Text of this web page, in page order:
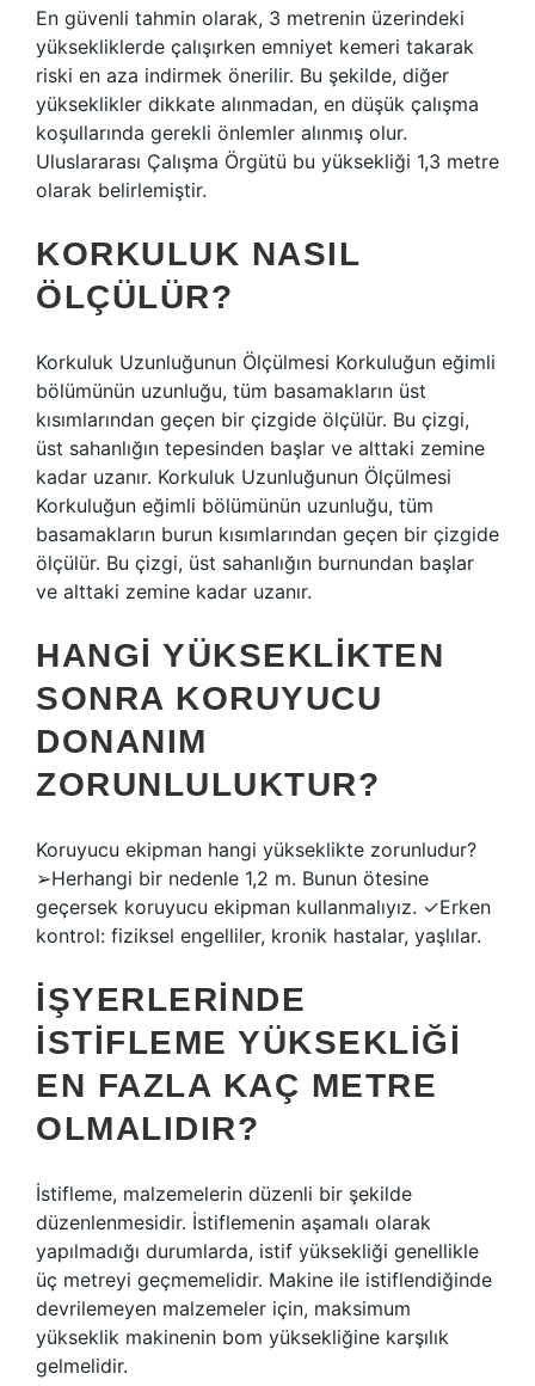
En güvenli tahmin olarak, 3 metrenin üzerindeki
yüksekliklerde çalışırken emniyet kemeri takarak
riski en aza indirmek önerilir. Bu şekilde, diğer
yükseklikler dikkate alınmadan, en düşük çalışma
koşullarında gerekli önlemler alınmış olur.
Uluslararası Çalışma Örgütü bu yüksekliği 1,3 metre
olarak belirlemiştir.
KORKULUK NASIL
ÖLÇÜLÜR?
Korkuluk Uzunluğunun Ölçülmesi Korkuluğun eğimli
bölümünün uzunluğu, tüm basamakların üst
kısımlarından geçen bir çizgide ölçülür. Bu çizgi,
üst sahanlığın tepesinden başlar ve alttaki zemine
kadar uzanır. Korkuluk Uzunluğunun Ölçülmesi
Korkuluğun eğimli bölümünün uzunluğu, tüm
basamakların burun kısımlarından geçen bir çizgide
ölçülür. Bu çizgi, üst sahanlığın burnundan başlar
ve alttaki zemine kadar uzanır.
HANGI YÜKSEKLIKTEN
SONRA KORUYUCU
DONANIM
ZORUNLULUKTUR?
Koruyucu ekipman hangi yükseklikte zorunludur?
➢Herhangi bir nedenle 1,2 m. Bunun ötesine
geçersek koruyucu ekipman kullanmalıyız. ✓Erken
kontrol: fiziksel engelliler, kronik hastalar, yaşlılar.
İŞYERLERINDE
ISTIFLEME YÜKSEKLIĞI
EN FAZLA KAÇ METRE
OLMALIDIR?
İstifleme, malzemelerin düzenli bir şekilde
düzenlenmesidir. İstiflemenin aşamalı olarak
yapılmadığı durumlarda, istif yüksekliği genellikle
üç metreyi geçmemelidir. Makine ile istiflendiğinde
devrilemeyen malzemeler için, maksimum
yükseklik makinenin bom yüksekliğine karşılık
gelmelidir.